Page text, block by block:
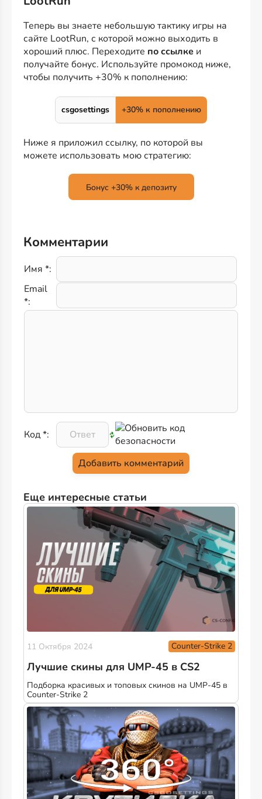
Теперь вы знаете небольшую тактику игры на
сайте LootRun, с которой можно выходить в
хороший плюс. Переходите по ссылке и
получайте бонус. Используйте промокод ниже,
чтобы получить +30% к пополнению:
csgosettings +30% к пополнению
Ниже я приложил ссылку, по которой вы
можете использовать мою стратегию:
Бонус +30% к депозиту
Комментарии
Имя *:
Email
*:
Код *:
Еще интересные статьи
11 Октября 2024 Counter-Strike 2
Лучшие скины для UMP-45 в CS2
Подборка красивых и топовых скинов на UMP-45 в
Counter-Strike 2